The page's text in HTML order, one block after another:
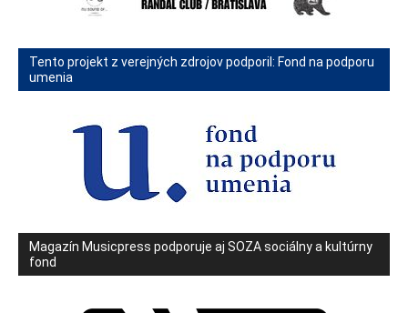
Tento projekt z verejných zdrojov podporil: Fond na podporu
umenia
Magazín Musicpress podporuje aj SOZA sociálny a kultúrny
fond